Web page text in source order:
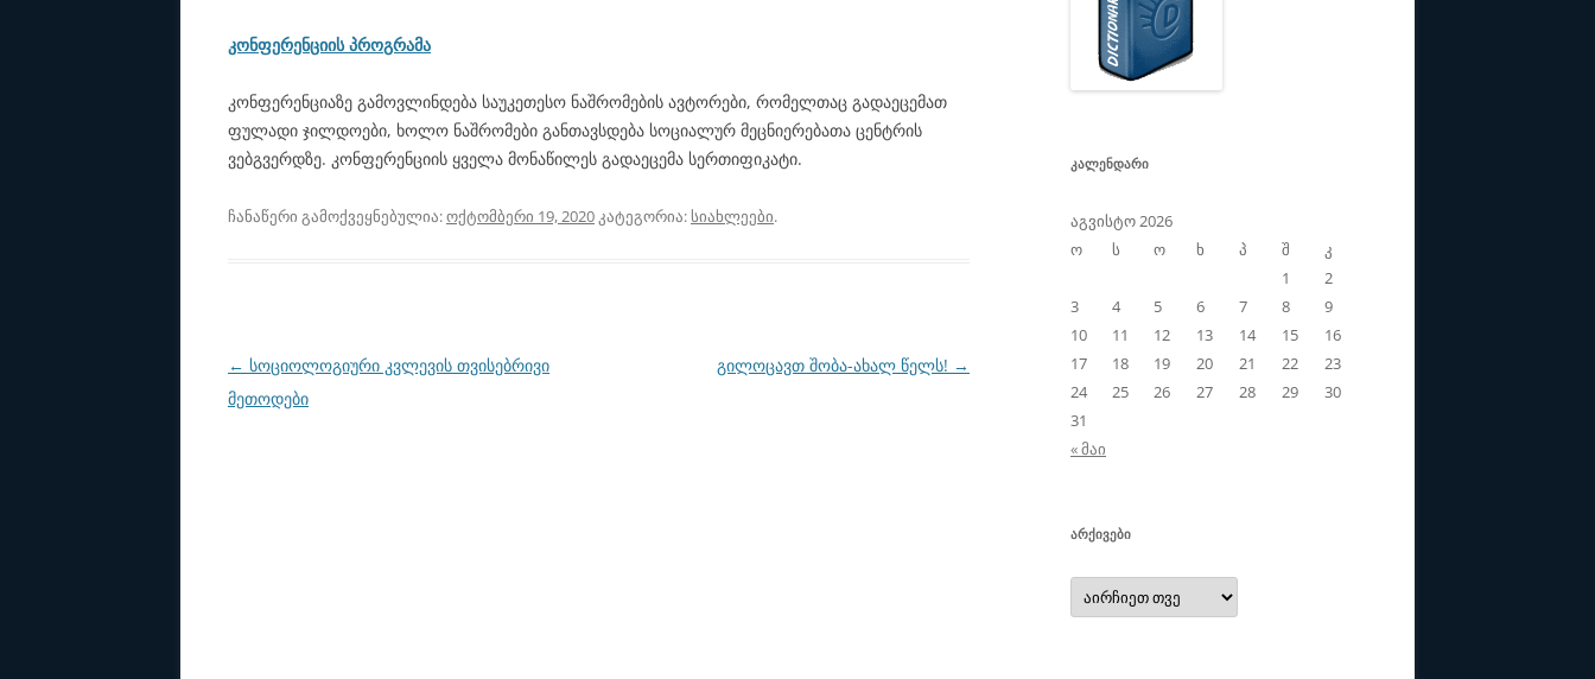
კონფერენციის პროგრამა
კონფერენციაზე გამოვლინდება საუკეთესო ნაშრომების ავტორები, რომელთაც გადაეცემათ
ფულადი ჯილდოები, ხოლო ნაშრომები განთავსდება სოციალურ მეცნიერებათა ცენტრის
ვებგვერდზე. კონფერენციის ყველა მონაწილეს გადაეცემა სერთიფიკატი.
ჩანაწერი გამოქვეყნებულია:ოქტომბერი 19, 2020კატეგორია:სიახლეები.
პოსტის
ნავიგაცია
← სოციოლოგიური კვლევის თვისებრივი
მეთოდები
გილოცავთ შობა-ახალ წელს! →
ᲙᲐᲚᲔᲜᲓᲐᲠᲘ
აგვისტო 2026
ო
ს ო ხ პ შ
კ
1
2
3
4 5 6 7 8
9
10
11 12 13 14 15
16
17
18 19 20 21 22
23
24
25 26 27 28 29
30
31
« მაი
ᲐᲠᲥᲘᲕᲔᲑᲘ
არქივები